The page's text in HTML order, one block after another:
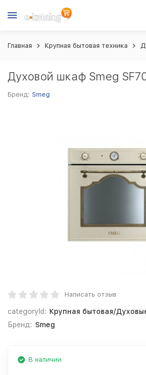
Главная Крупная бытовая техника
Духовой шкаф Smeg
Бренд: Smeg
Написать отзыв
categoryId: Крупная бытовая/
Бренд: Smeg
В наличии